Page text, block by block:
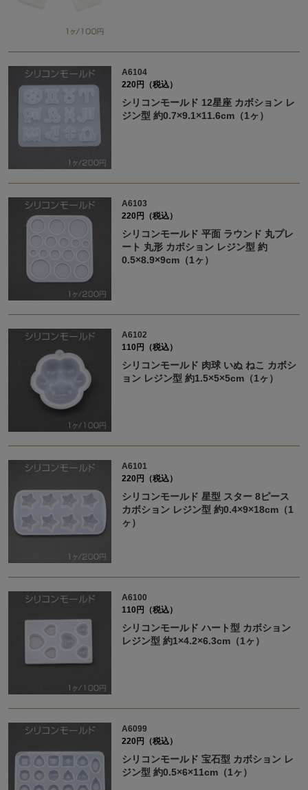
A6104
220円（税込）
シリコンモールド 12星座 カボション レ
ジン型 約0.7×9.1×11.6cm（1ヶ）
A6103
220円（税込）
シリコンモールド 平面 ラウンド 丸プレ
ート 丸形 カボション レジン型 約
0.5×8.9×9cm（1ヶ）
A6102
110円（税込）
シリコンモールド 肉球 いぬ ねこ カボシ
ョン レジン型 約1.5×5×5cm（1ヶ）
A6101
220円（税込）
シリコンモールド 星型 スター 8ピース
カボション レジン型 約0.4×9×18cm（1
ヶ）
A6100
110円（税込）
シリコンモールド ハート型 カボション
レジン型 約1×4.2×6.3cm（1ヶ）
A6099
220円（税込）
シリコンモールド 宝石型 カボション レ
ジン型 約0.5×6×11cm（1ヶ）